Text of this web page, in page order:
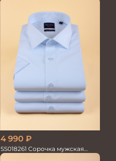
4 990 ₽
SS018261 Сорочка мужская
кор.рукав GROSTYLE TRENDY